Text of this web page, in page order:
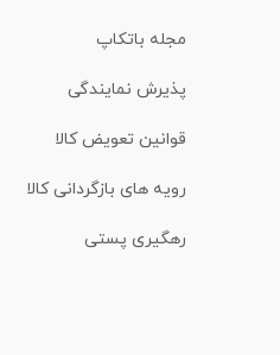
مجله باتکاپ
پذیرش نمایندگی
قوانین تعویض کالا
رویه های بازگردانی کالا
رهگیری پستی